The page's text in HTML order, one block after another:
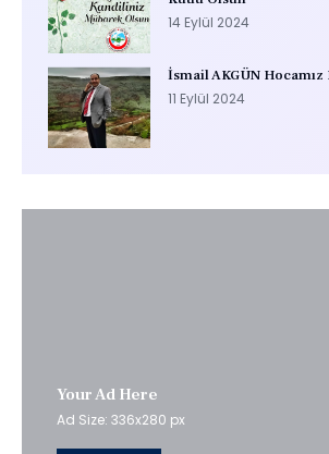
14 Eylül 2024
İsmail AKGÜN
11 Eylül 2024
Your Ad Here
Ad Size: 336x280 px